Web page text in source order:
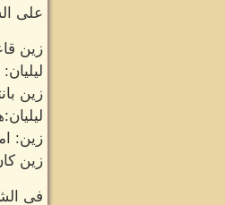
على
زين
زين
زين:
زين
فى